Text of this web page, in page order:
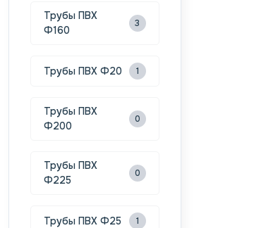
Трубы ПВХ
Ф160
3
Трубы ПВХ Ф20 1
Трубы ПВХ
Ф200
0
Трубы ПВХ
Ф225
0
Трубы ПВХ Ф25 1